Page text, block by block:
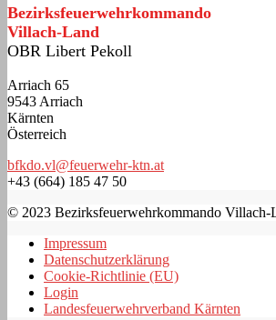
Bezirksfeuerwehrkommando
Villach-Land
OBR Libert Pekoll
Arriach 65
9543 Arriach
Kärnten
Österreich
bfkdo.vl@feuerwehr-ktn.at
+43 (664) 185 47 50
© 2023 Bezirksfeuerwehrkommando Villach-
Impressum
Datenschutzerklärung
Cookie-Richtlinie (EU)
Login
Landesfeuerwehrverband Kärnten